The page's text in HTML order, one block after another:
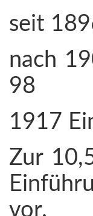
seit
nach
98
1917
Zur
vor.